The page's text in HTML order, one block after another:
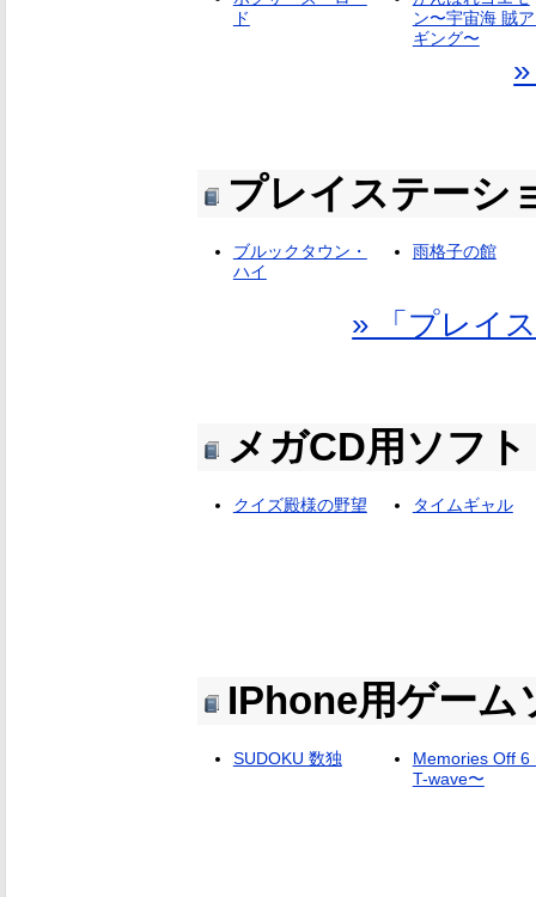
ド
ン〜宇宙海 賊
ギング〜
プレイステーシ
ブルックタウン・
ハイ
雨格子の館
» 「プレイ
メガCD用ソフト
クイズ殿様の野望 タイムギャル
IPhone用ゲーム
SUDOKU 数独
Memories Off 6
T-wave〜